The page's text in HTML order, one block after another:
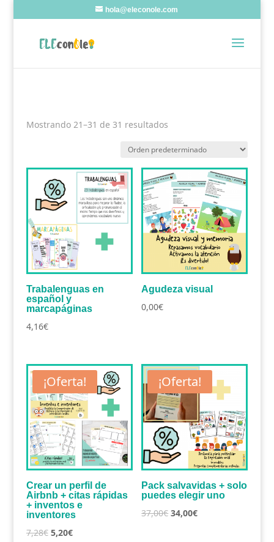
hola@eleconole.com
Mostrando 21–31 de 31 resultados
Trabalenguas en
español y
marcapáginas
4,16€
Agudeza visual
0,00€
¡Oferta!
Crear un perfil de
Airbnb + citas rápidas
+ inventos e
inventores
7,28€ El
5,20€El
¡Oferta!
Pack salvavidas + solo
puedes elegir uno
37,00€ El
34,00€El